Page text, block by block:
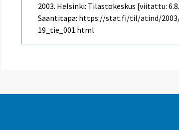
2003. Helsinki: Tilastokeskus [viitattu:
Saantitapa: https://stat.fi/til/atind/2003/
19_tie_001.html